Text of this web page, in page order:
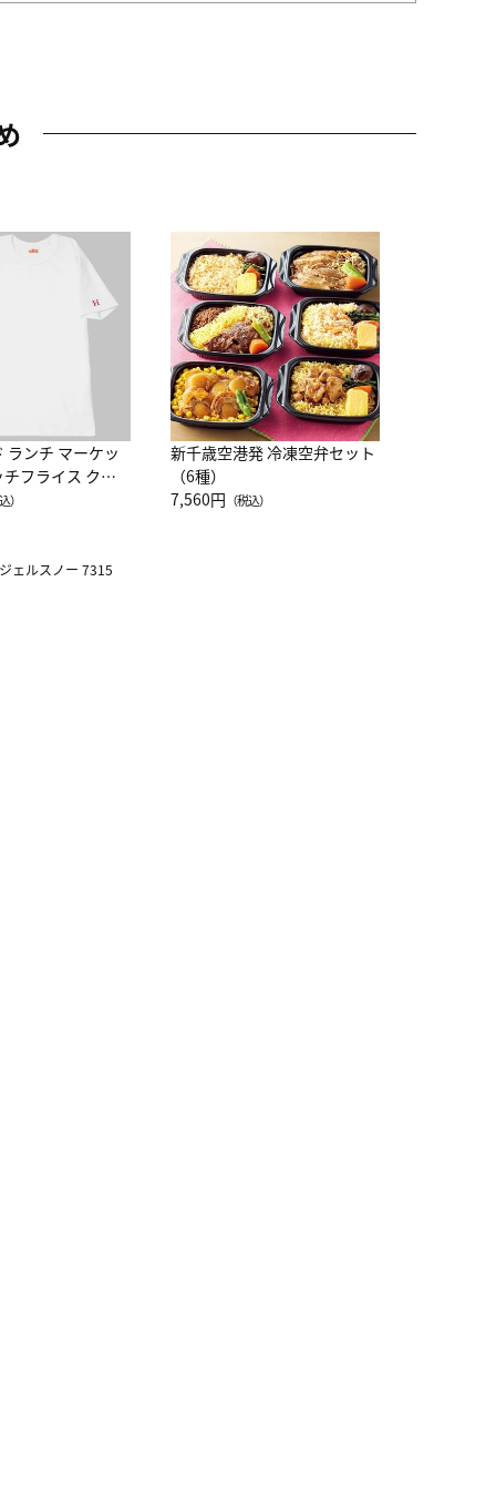
ランチ マーケッ
フライス クル
半袖Ｔシャツ
）
新千歳空港発 冷凍空弁セット
（6種）
7,560円 （税込）
ェルスノー 7315